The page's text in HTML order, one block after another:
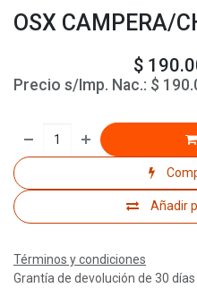
OSX CAMPERA/
$
Precio s/Imp. Nac.: $
Añadir
Términos y condiciones
Grantía de devolución de 30 días